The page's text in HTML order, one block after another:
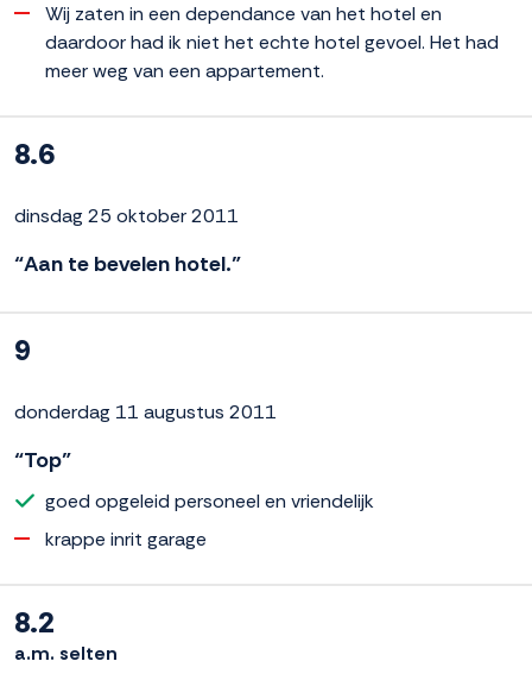
Wij zaten in een dependance van het hotel en
daardoor had ik niet het echte hotel gevoel. Het had
meer weg van een appartement.
8.6
dinsdag 25 oktober 2011
“Aan te bevelen hotel.”
9
donderdag 11 augustus 2011
“Top”
goed opgeleid personeel en vriendelijk
krappe inrit garage
8.2
a.m. selten